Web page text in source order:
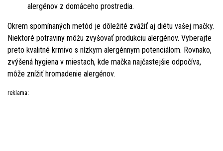
alergénov z domáceho prostredia.
Okrem spomínaných metód je dôležité zvážiť aj diétu vašej mačky.
Niektoré potraviny môžu zvyšovať produkciu alergénov. Vyberajte
preto kvalitné krmivo s nízkym alergénnym potenciálom. Rovnako,
zvýšená hygiena v miestach, kde mačka najčastejšie odpočíva,
môže znížiť hromadenie alergénov.
reklama: